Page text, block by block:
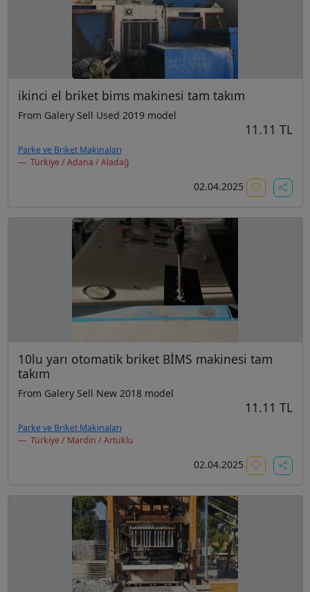
ikinci el briket bims makinesi tam takım
From Galery Sell Used 2019 model
11.11 TL
Parke ve Briket Makinaları
Türkiye / Adana / Aladağ
02.04.2025
10lu yarı otomatik briket BİMS makinesi tam
takım
From Galery Sell New 2018 model
11.11 TL
Parke ve Briket Makinaları
Türkiye / Mardin / Artuklu
02.04.2025